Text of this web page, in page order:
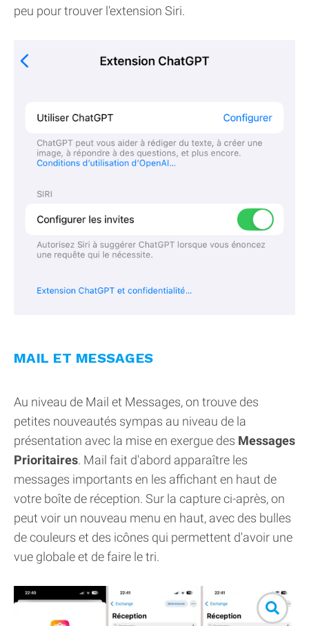
peu pour trouver l'extension Siri.
MAIL ET MESSAGES
Au niveau de Mail et Messages, on trouve des
petites nouveautés sympas au niveau de la
présentation avec la mise en exergue des Messages
Prioritaires. Mail fait d'abord apparaître les
messages importants en les affichant en haut de
votre boîte de réception. Sur la capture ci-après, on
peut voir un nouveau menu en haut, avec des bulles
de couleurs et des icônes qui permettent d'avoir une
vue globale et de faire le tri.